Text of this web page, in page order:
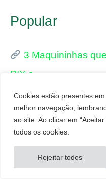
Cookies estão presentes
melhor navegação,
ao site. Ao clicar em
todos os cookies.
Rejeitar todos
q
i
s
a
p
Popular
3 Maquininhas
PIX➚
Maquininha TON
Contras➚
T3 Smart da Ton é